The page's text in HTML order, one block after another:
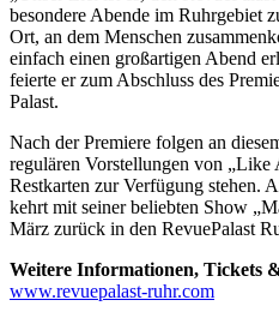
besondere Abende im Ruhrgebiet
Ort, an dem Menschen
einfach einen großartigen Abend
feierte er zum Abschluss des
Palast.
Nach der Premiere folgen an
regulären Vorstellungen von „Like
Restkarten zur Verfügung stehen.
kehrt mit seiner beliebten Show
März zurück in den RevuePalast
Weitere Informationen, Tickets
www.revuepalast-ruhr.com